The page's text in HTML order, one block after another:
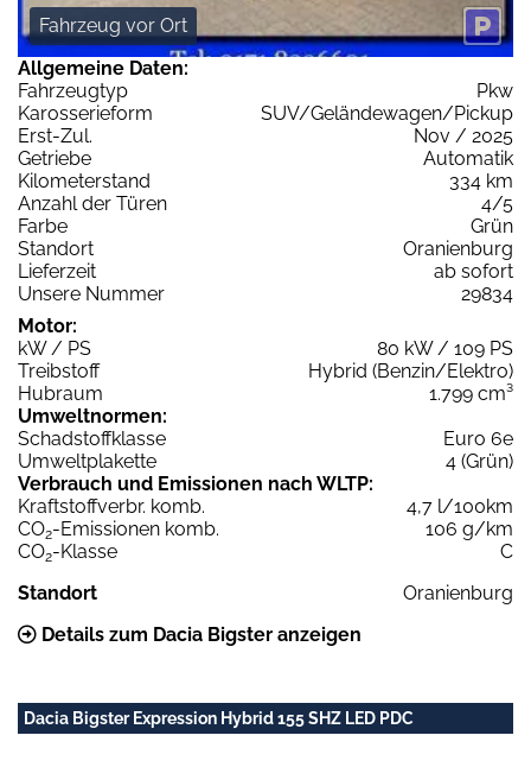
Fahrzeug vor Ort
Allgemeine Daten:
Fahrzeugtyp
Pkw
Karosserieform
SUV/Geländewagen/Pickup
Erst-Zul.
Nov / 2025
Getriebe
Automatik
Kilometerstand
334 km
Anzahl der Türen
4/5
Farbe
Grün
Standort
Oranienburg
Lieferzeit
ab sofort
Unsere Nummer
29834
Motor:
kW / PS
80 kW / 109 PS
Treibstoff
Hybrid (Benzin/Elektro)
Hubraum
1.799 cm³
Umweltnormen:
Schadstoffklasse
Euro 6e
Umweltplakette
4 (Grün)
Verbrauch und Emissionen nach WLTP:
Kraftstoffverbr. komb.
4,7 l/100km
CO2-Emissionen komb.
106 g/km
CO2-Klasse
C
Standort
Oranienburg
Details zum Dacia Bigster anzeigen
Dacia Bigster Expression Hybrid 155 SHZ LED PDC